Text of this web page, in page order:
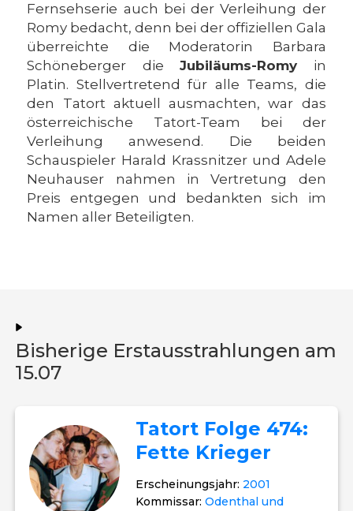
Fernsehserie auch bei der Verleihung der
Romy bedacht, denn bei der offiziellen Gala
überreichte die Moderatorin Barbara
Schöneberger dieJubiläums-Romy in
Platin. Stellvertretend für alle Teams, die
den Tatort aktuell ausmachten, war das
österreichische Tatort-Team bei der
Verleihung anwesend. Die beiden
Schauspieler Harald Krassnitzer und Adele
Neuhauser nahmen in Vertretung den
Preis entgegen und bedankten sich im
Namen aller Beteiligten.
Bisherige Erstausstrahlungen am
15.07
Tatort Folge 474:
Fette Krieger
Erscheinungsjahr: 2001
Kommissar:Odenthal und